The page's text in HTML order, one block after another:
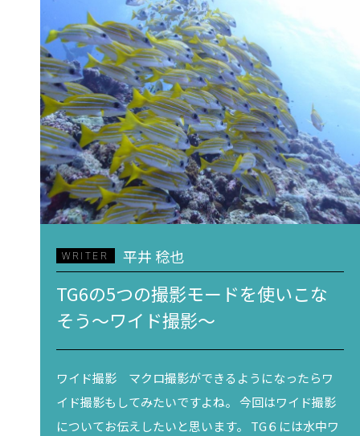
WRITER 平井 稔也
TG6の5つの撮影モードを使いこな
そう～ワイド撮影～
ワイド撮影 マクロ撮影ができるようになったらワ
イド撮影もしてみたいですよね。 今回はワイド撮影
についてお伝えしたいと思います。 TG６には水中ワ